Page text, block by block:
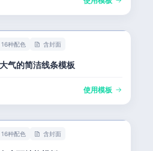
16种配色 含封面
气的简洁线条模板
使用模板
16种配色 含封面